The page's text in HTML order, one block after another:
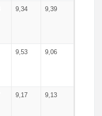
9,34 9,39
9,53 9,06
9,17 9,13